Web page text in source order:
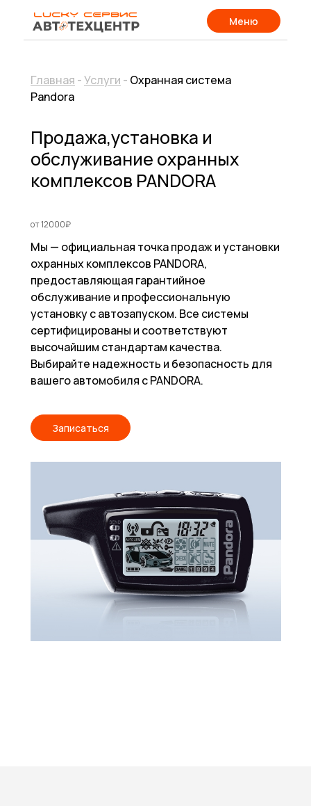
Меню
Главная -Услуги - Охранная система
Pandora
Продажа,установка и
обслуживание охранных
комплексов PANDORA
от 12000₽
Мы — официальная точка продаж и установки
охранных комплексов PANDORA,
предоставляющая гарантийное
обслуживание и профессиональную
установку с автозапуском. Все системы
сертифицированы и соответствуют
высочайшим стандартам качества.
Выбирайте надежность и безопасность для
вашего автомобиля с PANDORA.
Записаться